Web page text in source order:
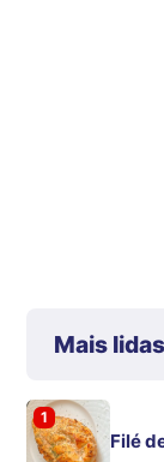
Mais lidas
1
Filé